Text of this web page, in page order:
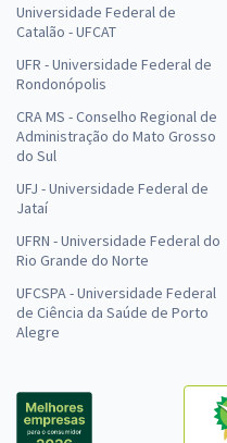
Universidade Federal de
Catalão - UFCAT
UFR - Universidade Federal de
Rondonópolis
CRA MS - Conselho Regional de
Administração do Mato Grosso
do Sul
UFJ - Universidade Federal de
Jataí
UFRN - Universidade Federal do
Rio Grande do Norte
UFCSPA - Universidade Federal
de Ciência da Saúde de Porto
Alegre